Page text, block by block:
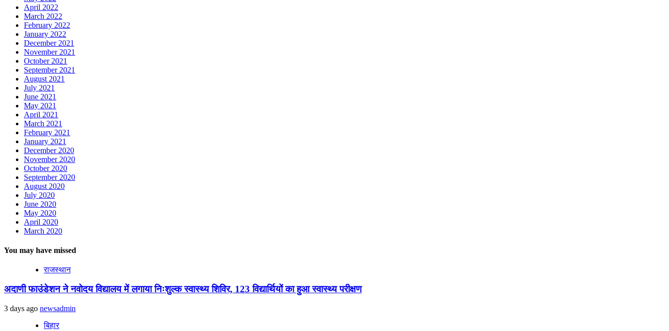
April 2022
March 2022
February 2022
January 2022
December 2021
November 2021
October 2021
September 2021
August 2021
July 2021
June 2021
May 2021
April 2021
March 2021
February 2021
January 2021
December 2020
November 2020
October 2020
September 2020
August 2020
July 2020
June 2020
May 2020
April 2020
March 2020
You may have missed
राजस्थान
अदाणी फाउंडेशन ने नवोदय विद्यालय में लगाया निःशुल्क स्वास्थ्य शिविर, 123 विद्यार्थियों का हुआ स्वास्थ्य परीक्षण
3 days ago newsadmin
बिहार